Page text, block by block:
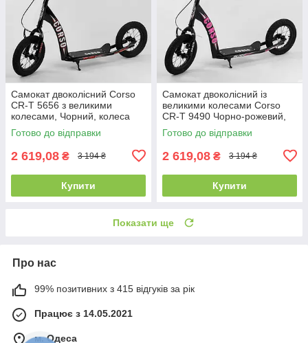
Самокат двоколісний Corso
CR-T 5656 з великими
колесами, Чорний, колеса
надувні 12", від 3 років, до 70
кг
Готово до відправки
2 619,08 ₴ 3 194 ₴
Купити
Самокат двоколісний із
великими колесами Corso
CR-T 9490 Чорно-рожевий,
колеса надувні 12", від 3
років
Готово до відправки
2 619,08 ₴ 3 194 ₴
Купити
Показати ще
Про нас
99% позитивних з 415 відгуків за рік
Працює з 14.05.2021
м. Одеса